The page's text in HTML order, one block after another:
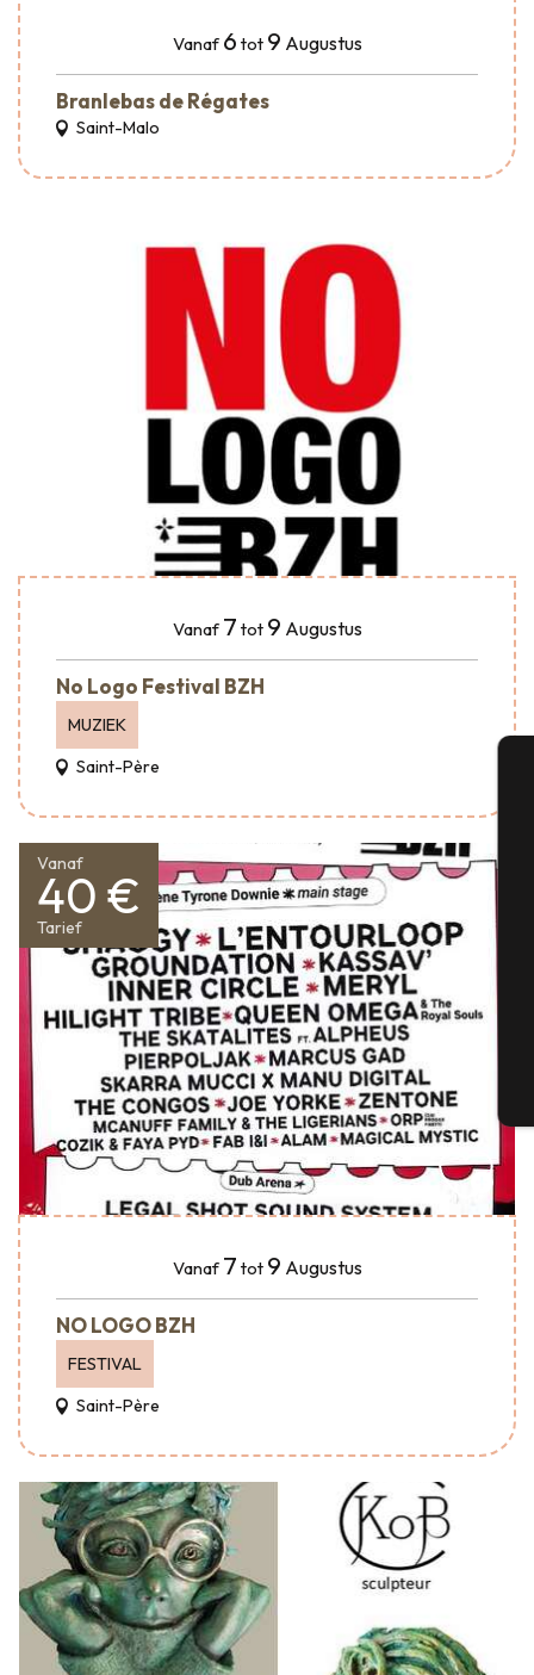
Vanaf 6 tot 9 Augustus
Branlebas de Régates
Saint-Malo
Vanaf 7 tot 9 Augustus
No Logo Festival BZH
MUZIEK
Saint-Père
Vanaf
40 €
Tarief
Vanaf 7 tot 9 Augustus
NO LOGO BZH
FESTIVAL
Saint-Père